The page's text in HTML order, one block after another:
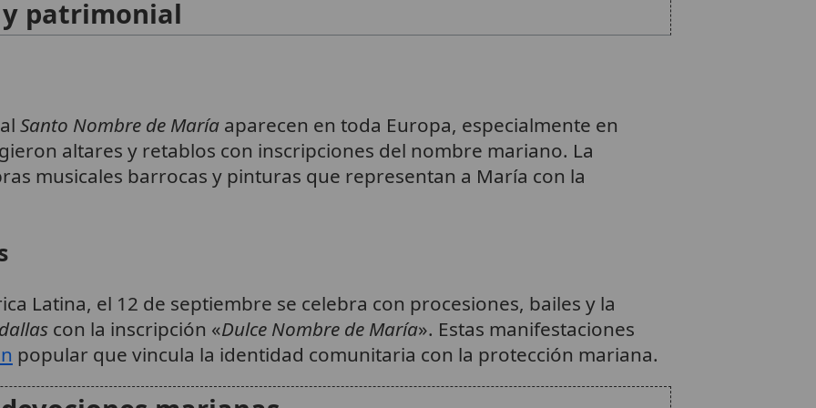
patrimonial
Santo Nombre de Maríaaparecen en toda Europa, especialmente en
altares y retablos con inscripciones del nombre mariano. La
musicales barrocas y pinturas que representan a María con la
Latina, el 12 de septiembre se celebra con procesiones, bailes y la
con la inscripción «Dulce Nombre de María». Estas manifestaciones
popular que vincula la identidad comunitaria con la protección mariana.